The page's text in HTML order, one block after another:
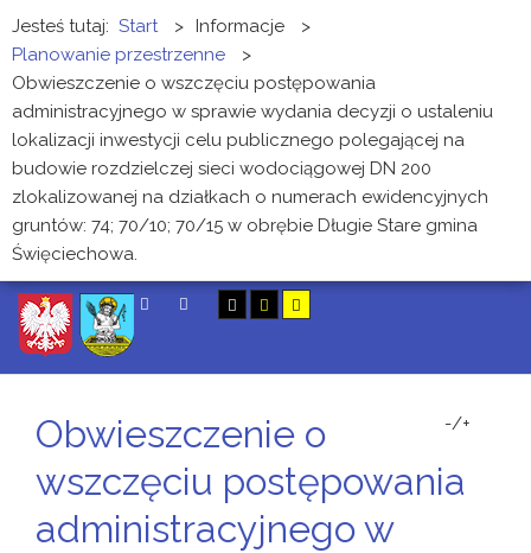
Jesteś tutaj: Start > Informacje
>
Planowanie przestrzenne
>
Obwieszczenie o wszczęciu postępowania
administracyjnego w sprawie wydania decyzji o ustaleniu
lokalizacji inwestycji celu publicznego polegającej na
budowie rozdzielczej sieci wodociągowej DN 200
zlokalizowanej na działkach o numerach ewidencyjnych
gruntów: 74; 70/10; 70/15 w obrębie Długie Stare gmina
Święciechowa.
Obwieszczenie o
wszczęciu postępowania
administracyjnego w
-/+